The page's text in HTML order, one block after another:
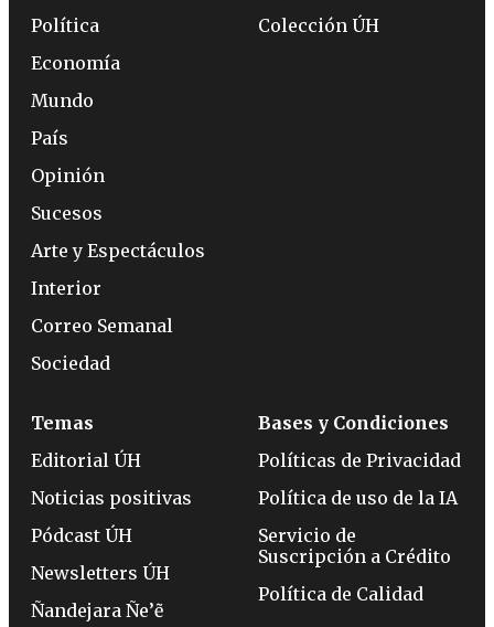
Política
Economía
Mundo
País
Opinión
Sucesos
Arte y Espectáculos
Interior
Correo Semanal
Sociedad
Colección ÚH
Temas
Editorial ÚH
Noticias positivas
Pódcast ÚH
Newsletters ÚH
Ñandejara Ñe’ẽ
Bases y Condiciones
Políticas de Privacidad
Política de uso de la IA
Servicio de
Suscripción a Crédito
Política de Calidad